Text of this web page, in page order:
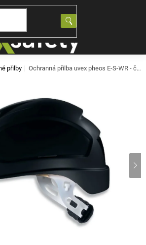
přilby Ochranná přilba uvex pheos E-S-WR - černá